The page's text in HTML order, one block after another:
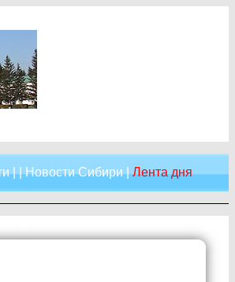
| |Новости Сибири|Лента дня